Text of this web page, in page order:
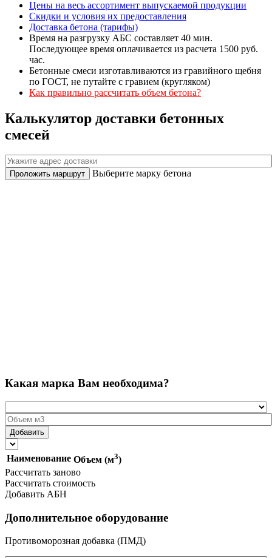
Цены на весь ассортимент выпускаемой продукции
Скидки и условия их предоставления
Доставка бетона (тарифы)
Время на разгрузку АБС составляет 40 мин.
Последующее время оплачивается из расчета 1500 руб.
час.
Бетонные смеси изготавливаются из гравийного щебня
по ГОСТ, не путайте с гравием (кругляком)
Как правильно рассчитать объем бетона?
Калькулятор доставки бетонных
смесей
Проложить маршрут Выберите марку бетона
Какая марка Вам необходима?
Наименование Объем (м3)
Рассчитать заново
Рассчитать стоимость
Добавить АБН
Дополнительное оборудование
Противоморозная добавка (ПМД)